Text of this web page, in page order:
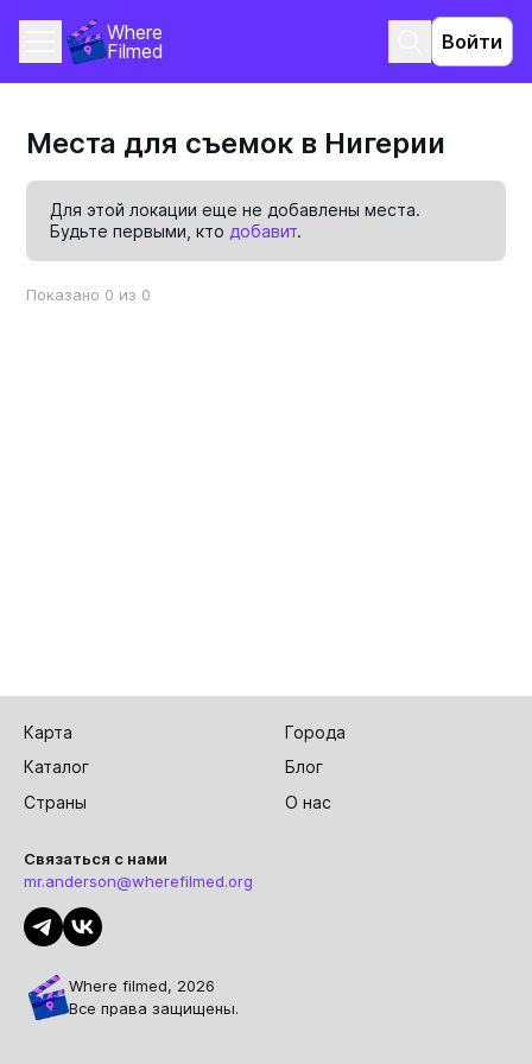
Where
Filmed
Войти
Места для съемок в Нигерии
Для этой локации еще не добавлены места.
Будьте первыми, кто добавит.
Показано 0 из 0
Карта
Города
Каталог
Блог
Страны
О нас
Связаться с нами
mr.anderson@wherefilmed.org
Where filmed, 2026
Все права защищены.